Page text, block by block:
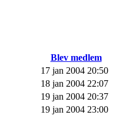
Blev medlem
17 jan 2004 20:50
18 jan 2004 22:07
19 jan 2004 20:37
19 jan 2004 23:00